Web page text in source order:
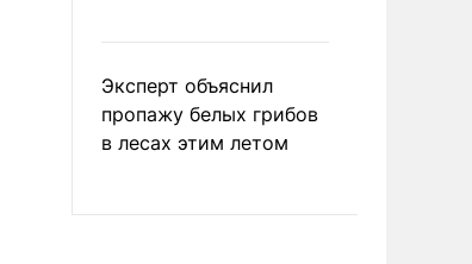
Эксперт объяснил
пропажу белых грибов
в лесах этим летом